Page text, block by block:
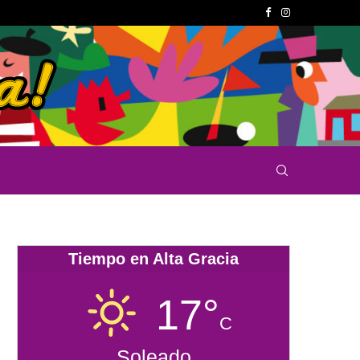
Tiempo en Alta Gracia
17°C